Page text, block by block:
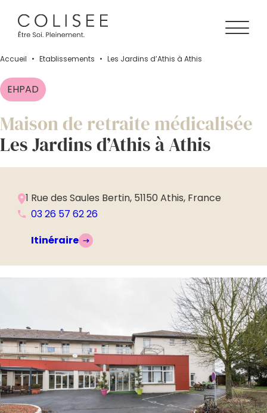
Accueil • Établissements • Les Jardins d’Athis à Athis
EHPAD
Maison de retraite médicalisée
Les Jardins d’Athis à Athis
1 Rue des Saules Bertin, 51150 Athis, France
03 26 57 62 26
Itinéraire